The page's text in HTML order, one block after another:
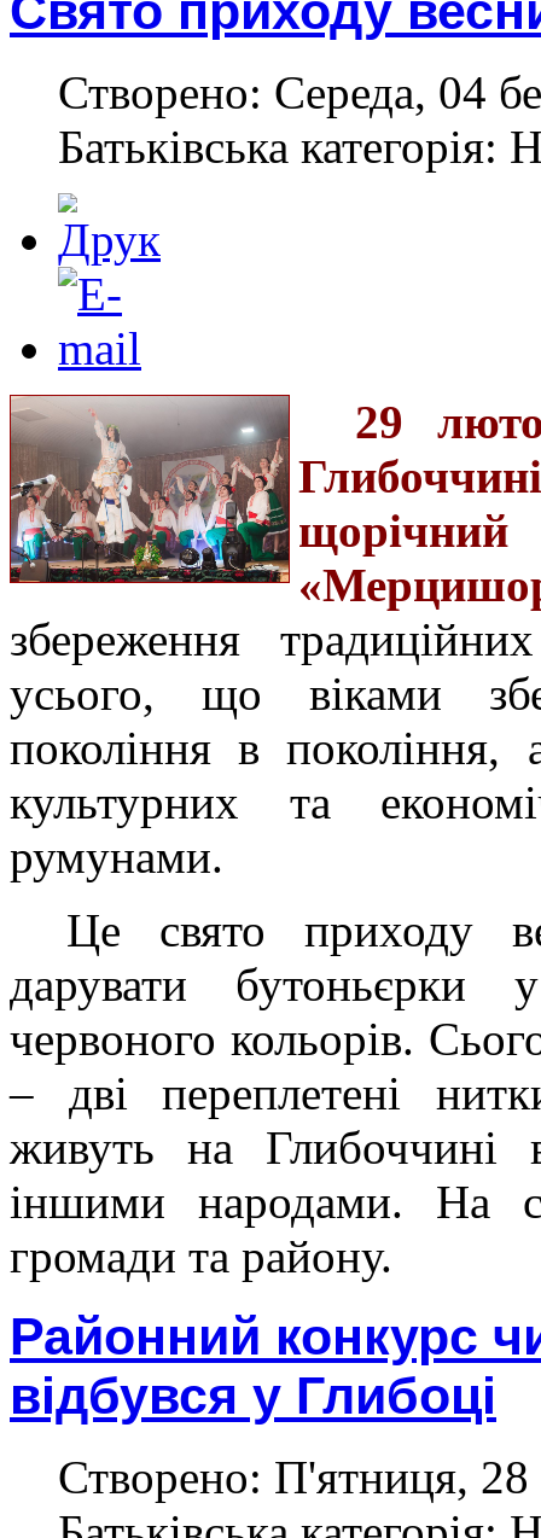
Створено: Середа, 04
Батьківська категорія:
29
збереження
усього, що віками
покоління в
культурних та
румунами.
Це свято приходу
дарувати бутоньєрки
червоного кольорів.
– дві переплетені
живуть на Глибоччині
іншими народами. На
громади та району.
Районний конкурс
відбувся у Глибоці
Створено: П'ятниця,